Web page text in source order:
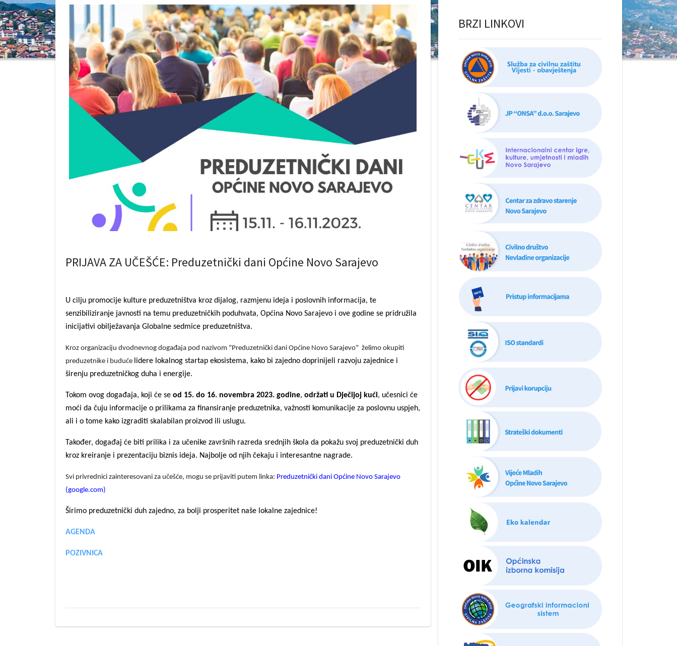
PRIJAVA ZA UČEŠĆE: Preduzetnički dani Općine Novo Sarajevo
U cilju promocije kulture preduzetništva kroz dijalog, razmjenu ideja i poslovnih informacija, te
senzibiliziranje javnosti na temu preduzetničkih poduhvata, Općina Novo Sarajevo i ove godine se pridružila
inicijativi obilježavanja Globalne sedmice preduzetništva.
Kroz organizaciju dvodnevnog događaja pod nazivom "Preduzetnički dani Općine Novo Sarajevo" želimo okupiti
preduzetnike i buduće lidere lokalnog startap ekosistema, kako bi zajedno doprinijeli razvoju zajednice i
širenju preduzetničkog duha i energije.
Tokom ovog događaja, koji će se od 15. do 16. novembra 2023. godine, održati u Dječijoj kući, učesnici će
moći da čuju informacije o prilikama za finansiranje preduzetnika, važnosti komunikacije za poslovnu uspjeh,
ali i o tome kako izgraditi skalabilan proizvod ili uslugu.
Također, događaj će biti prilika i za učenike završnih razreda srednjih škola da pokažu svoj preduzetnički duh
kroz kreiranje i prezentaciju biznis ideja. Najbolje od njih čekaju i interesantne nagrade.
Svi privrednici zainteresovani za učešće, mogu se prijaviti putem linka: Preduzetnički dani Općine Novo Sarajevo
(google.com)
Širimo preduzetnički duh zajedno, za bolji prosperitet naše lokalne zajednice!
AGENDA
POZIVNICA
BRZI LINKOVI